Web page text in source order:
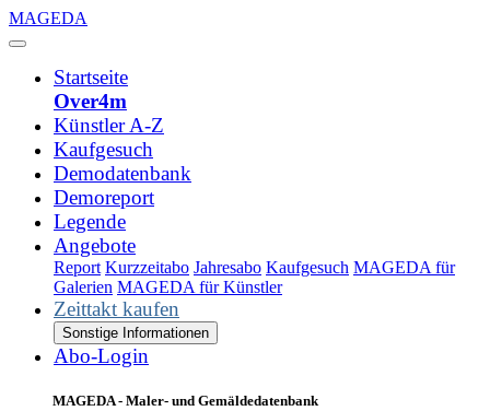
MAGEDA
Startseite
Over4m
Künstler A-Z
Kaufgesuch
Demodatenbank
Demoreport
Legende
Angebote
Report Kurzzeitabo Jahresabo Kaufgesuch MAGEDA für
Galerien MAGEDA für Künstler
Zeittakt kaufen
Sonstige Informationen
Abo-Login
MAGEDA - Maler- und Gemäldedatenbank